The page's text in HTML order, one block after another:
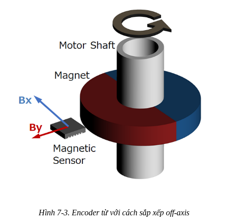
Hình 7-3. Encoder từ với cách sắp xếp off-axis